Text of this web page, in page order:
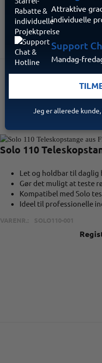
Solo 110
Let og holdbar til daglig
Gør det muligt at teste
Kompatibel med Solo
Ideel til professionelle
VARENR.: SOLO110-001
Attraktive
individuelle
Support
Mandag-
Jeg er allerede kunde,